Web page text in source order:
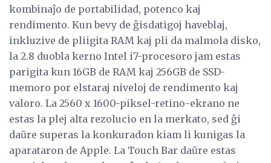
kombinaĵo de portabilidad, potenco kaj
rendimento. Kun bevy de ĝisdatigoj haveblaj,
inkluzive de pliigita RAM kaj pli da malmola disko,
la 2.8 duobla kerno Intel i7-procesoro jam estas
parigita kun 16GB de RAM kaj 256GB de SSD-
memoro por elstaraj niveloj de rendimento kaj
valoro. La 2560 x 1600-piksel-retino-ekrano ne
estas la plej alta rezolucio en la merkato, sed ĝi
daŭre superas la konkuradon kiam li kunigas la
aparataron de Apple. La Touch Bar daŭre estas